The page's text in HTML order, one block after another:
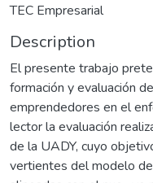
TEC Empresarial
Description
El presente trabajo
formación y evaluación
emprendedores en el
lector la evaluación
de la UADY, cuyo
vertientes del modelo